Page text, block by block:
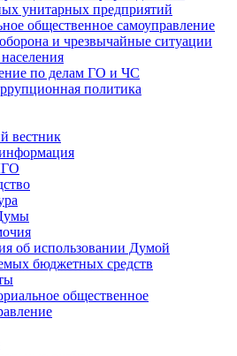
унитарных предприятий
общественное самоуправление
и чрезвычайные ситуации
по делам ГО и ЧС
политика
вестник
об использовании Думой
бюджетных средств
общественное